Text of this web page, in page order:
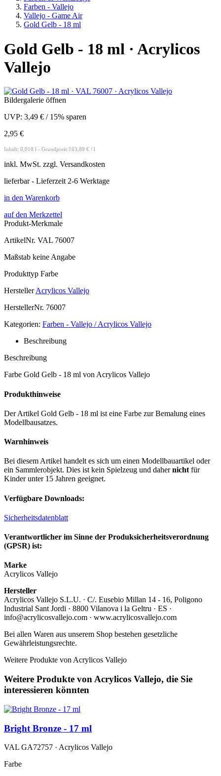
Farben - Vallejo
Vallejo - Game Air
Gold Gelb - 18 ml
Gold Gelb - 18 ml · Acrylicos
Vallejo
Bildergalerie öffnen
UVP: 3,49 € / 15% sparen
2,95 €
Inhalt: 0,018 l - Grundpreis:163,89 € / l
inkl. MwSt. zzgl. Versandkosten
lieferbar - Lieferzeit 2-6 Werktage
in den Warenkorb
auf den Merkzettel
Produkt-Merkmale
ArtikelNr. VAL 76007
Maßstab keine Angabe
Produkttyp Farbe
Hersteller Acrylicos Vallejo
HerstellerNr. 76007
Kategorien: Farben - Vallejo / Acrylicos Vallejo
Beschreibung
Beschreibung
Farbe Gold Gelb - 18 ml von Acrylicos Vallejo
Produkthinweise
Der Artikel Gold Gelb - 18 ml ist eine Farbe zur Bemalung eines
Modellbausatzes.
Warnhinweis
Bei diesem Artikel handelt es sich um einen Modellbauartikel oder
ein Sammlerobjekt. Dies ist kein Spielzeug und dahernicht für
Kinder unter 15 Jahren geeignet.
Verfügbare Downloads:
Sicherheitsdatenblatt
Verantwortlicher im Sinne der Produksicherheitsverordnung
(GPSR) ist:
Marke
Acrylicos Vallejo
Hersteller
Acrylicos Vallejo S.L.U. · C/. Eusebio Millan 14 - 16, Poligono
Industrial Sant Jordi · 8800 Vilanova i la Geltru · ES ·
info@acrylicosvallejo.com · www.acrylicosvallejo.com
Bei allen Waren aus unserem Shop bestehen gesetzliche
Gewährleistungsrechte.
Weitere Produkte von Acrylicos Vallejo
Weitere Produkte von Acrylicos Vallejo, die Sie
interessieren könnten
Bright Bronze - 17 ml
VAL GA72757 · Acrylicos Vallejo
Farbe